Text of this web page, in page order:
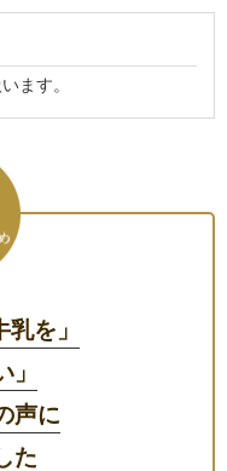
ます。
を」
声に
た